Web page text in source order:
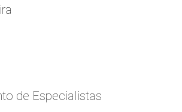
de Especialistas